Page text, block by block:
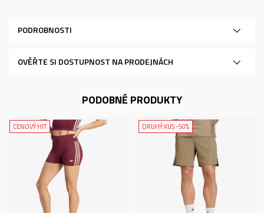
PODROBNOSTI
OVĚŘTE SI DOSTUPNOST NA PRODEJNÁCH
PODOBNÉ PRODUKTY
CENOVÝ HIT DRUHÝ KUS -50%